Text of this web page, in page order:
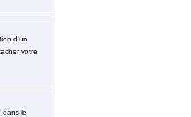
d'un
votre
dans le